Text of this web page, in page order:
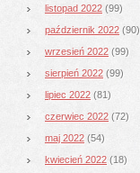
listopad 2022 (99)
październik 2022 (90)
wrzesień 2022 (99)
sierpień 2022 (99)
lipiec 2022 (81)
czerwiec 2022 (72)
maj 2022 (54)
kwiecień 2022 (18)